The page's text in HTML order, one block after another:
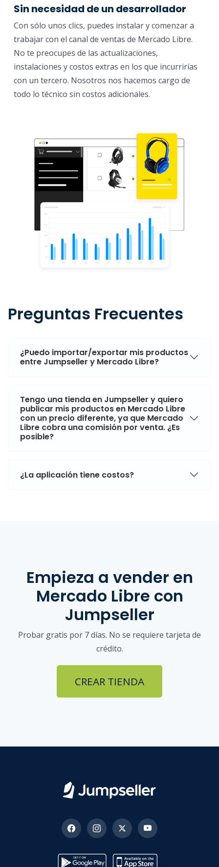
Sin necesidad de un desarrollador
Con sólo unos clics, puedes instalar y comenzar a
trabajar con el canal de ventas de Mercado Libre.
No te preocupes de las actualizaciones,
instalaciones y costos extras en los que incurrirías
con un tercero. Nosotros nos hacemos cargo de
todo lo técnico sin costos adicionales.
Preguntas Frecuentes
¿Puedo importar/exportar mis productos
entre Jumpseller y Mercado Libre?
Tengo una tienda en Jumpseller y quiero
publicar mis productos en Mercado Libre
con un precio diferente, ya que Mercado
Libre cobra una comisión por venta. ¿Es
posible?
¿La aplicación tiene costos?
Empieza a vender en
Mercado Libre con
Jumpseller
Probar gratis por 7 días. No se requiere tarjeta de
crédito.
CREAR TIENDA